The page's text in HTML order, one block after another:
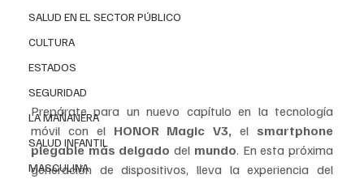
SALUD EN EL SECTOR PÚBLICO
CULTURA
ESTADOS
SEGURIDAD
LA MAÑANERA
SALUD INFANTIL
MASCULINA
Prepárate para un nuevo capítulo en la tecnología
móvil con el HONOR Magic V3, el smartphone
plegable más delgado del mundo. En esta próxima
generación de dispositivos, lleva la experiencia del